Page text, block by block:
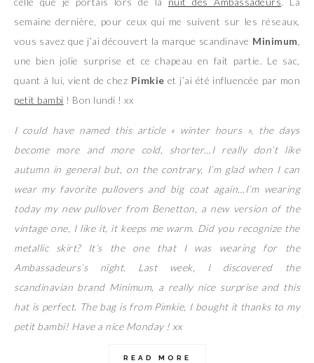
semaine dernière, pour ceux qui me suivent sur les réseaux,
vous savez que j’ai découvert la marque scandinave Minimum
une bien jolie surprise et ce chapeau en fait partie. Le sac,
quant à lui, vient de chez Pimkie et j’ai été influencée par mon
petit bambi ! Bon lundi ! xx
I could have named this article « winter hours », the days
become more and more cold, shorter…I really don’t like
autumn in general but, on the contrary, I’m glad when I can
wear my favorite pullovers and big coat again…I’m wearing
today my new pullover from Benetton, a new version of the
vintage one, I like it, it keeps me warm. Did you recognize the
metallic skirt? It’s the one that I was wearing for the
Ambassadeurs’s night. Last week, I discovered the
scandinavian brand Minimum, a really nice surprise and this
hat is perfect. The bag is from Pimkie, I bought it thanks to my
petit bambi! Have a nice Monday ! xx
READ MORE